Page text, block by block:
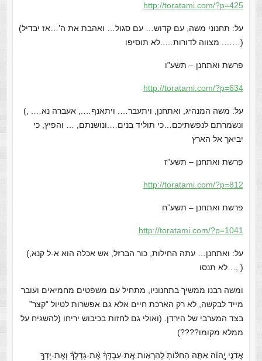
http://toratami.com/?p=425
(על: תחנוני משה, עם קדוש… עם סגול… ואהבת את ה’…אז יבדיל
…. מצווה לדורות…..לא תוסיפו…)
פרשת ואתחנן – תשע”ו
http://toratami.com/?p=634
(על: משה המנהיג, ואתחנן, ויתעבר…. ויתאנף…., אעברה נא…. ,
ונשמרתם לנפשתיכם…כי תוליד בנים….ונושנתם, … והפיץ, כי
יביאך אל הארץ
פרשת ואתחנן – תשע”ז
http://toratami.com/?p=812
פרשת ואתחנן – תשע”ח
http://toratami.com/?p=1041
(על: ואתחנן… עתה החילות, כור הברזל, אש אכלה הוא א-ל קנא,
לא תנסו…, )
ומשה רבנו ממשיך בתחנוניו, מתחיל עם משפטים מחמיאים ועובר
מייד לבקשה, לא רק הארכת חיים אלא גם אפשרות לטיול “קצר”
בצד המערבי של הירדן. (ואולי גם לחזות בכיבוש יריחו (להשגיח על
ממלא מקומו????)
אֲדֹנָ֣י יֱהֹוִ֗ה אַתָּ֤ה הַֽחִלּ֨וֹתָ֙ לְהַרְא֣וֹת אֶֽת-עַבְדְּךָ֔ אֶ֨ת-גָּדְלְךָ֔ וְאֶת-יָֽדְךָ֖